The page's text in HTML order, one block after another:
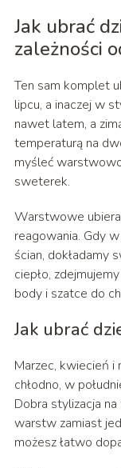
Jak ubrać
zależności
Ten sam komplet
lipcu, a inaczej w
nawet latem, a
temperaturą na
myśleć
sweterek.
Warstwowe
reagowania. Gdy
ścian, dokładamy
ciepło,
body i szatce do
Jak ubrać
Marzec, kwiecień i
chłodno, w
Dobra stylizacja
warstw zamiast
możesz łatwo